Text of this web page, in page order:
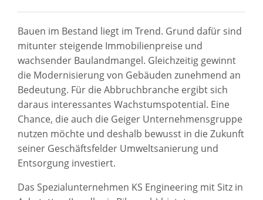
Bauen im Bestand liegt im Trend. Grund dafür sind
mitunter steigende Immobilienpreise und
wachsender Baulandmangel. Gleichzeitig gewinnt
die Modernisierung von Gebäuden zunehmend an
Bedeutung. Für die Abbruchbranche ergibt sich
daraus interessantes Wachstumspotential. Eine
Chance, die auch die Geiger Unternehmensgruppe
nutzen möchte und deshalb bewusst in die Zukunft
seiner Geschäftsfelder Umweltsanierung und
Entsorgung investiert.
Das Spezialunternehmen KS Engineering mit Sitz in